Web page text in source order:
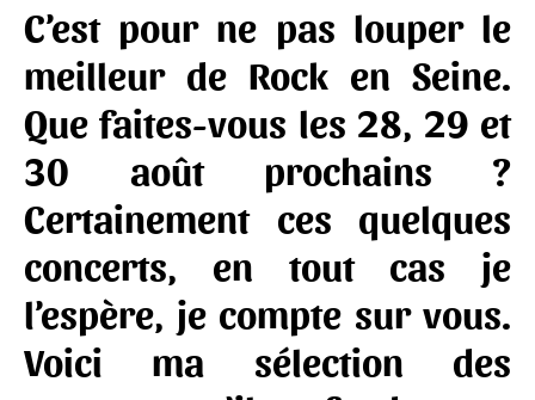
C’est pour ne pas louper le
meilleur de Rock en Seine.
Que faites-vous les 28, 29 et
30 août prochains ?
Certainement ces quelques
concerts, en tout cas je
l’espère, je compte sur vous.
Voici ma sélection des